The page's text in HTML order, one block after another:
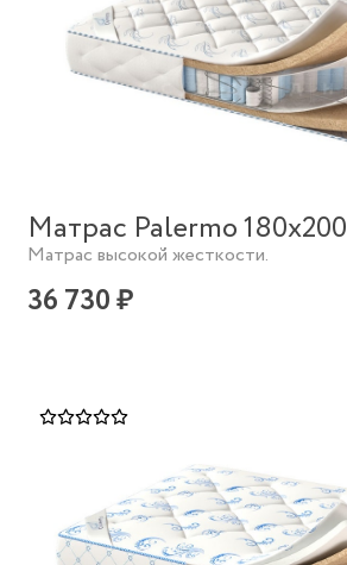
Матрас Palermo 180х200
Матрас высокой жесткости.
36 730 ₽